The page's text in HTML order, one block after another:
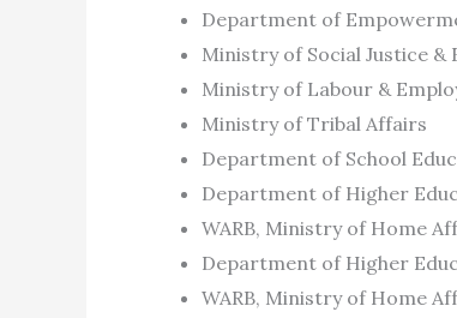
Department of
Ministry of Social Justice
Ministry of Labour &
Ministry of Tribal Affairs
Department of School
Department of Higher
WARB, Ministry of Home
Department of Higher
WARB, Ministry of Home